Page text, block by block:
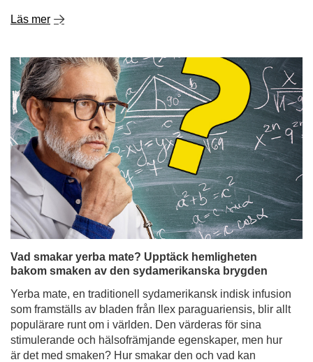
Läs mer
Vad smakar yerba mate? Upptäck hemligheten
bakom smaken av den sydamerikanska brygden
Yerba mate, en traditionell sydamerikansk indisk infusion
som framställs av bladen från Ilex paraguariensis, blir allt
populärare runt om i världen. Den värderas för sina
stimulerande och hälsofrämjande egenskaper, men hur
är det med smaken? Hur smakar den och vad kan